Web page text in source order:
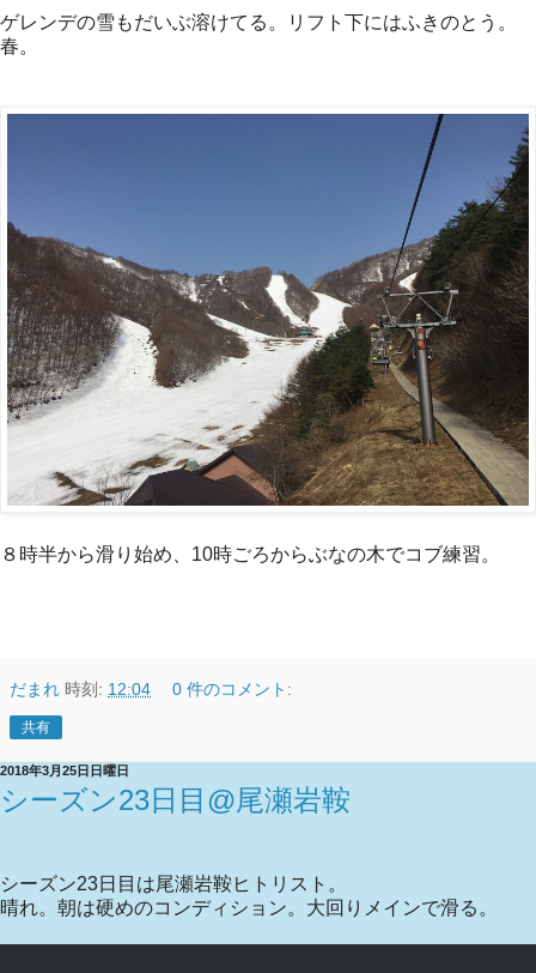
ゲレンデの雪もだいぶ溶けてる。リフト下にはふきのとう。
春。
８時半から滑り始め、10時ごろからぶなの木でコブ練習。
だまれ 時刻: 12:04 0 件のコメント:
共有
2018年3月25日日曜日
シーズン23日目@尾瀬岩鞍
シーズン23日目は尾瀬岩鞍ヒトリスト。
晴れ。朝は硬めのコンディション。大回りメインで滑る。